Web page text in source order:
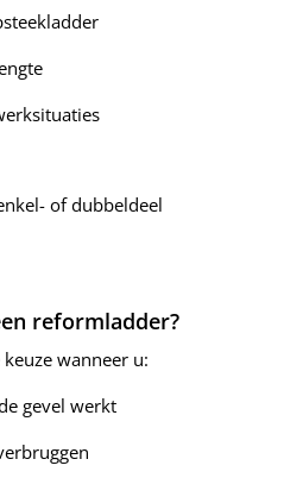
of dubbeldeel
reformladder?
wanneer u:
gevel werkt